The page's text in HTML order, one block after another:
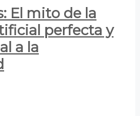
El mito de la
perfecta y
a la